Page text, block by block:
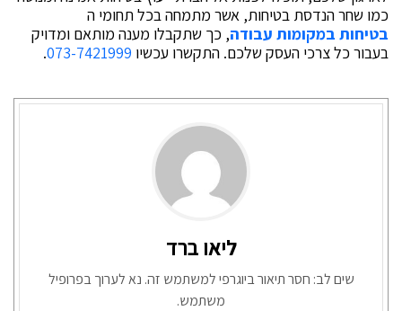
כמו שחר הנדסת בטיחות, אשר מתמחה בכל תחומי ה
בטיחות במקומות עבודה, כך שתקבלו מענה מותאם ומדויק
בעבור כל צרכי העסק שלכם. התקשרו עכשיו 073-7421999
.
ליאו ברד
שים לב: חסר תיאור ביוגרפי למשתמש זה. נא לערוך בפרופיל
משתמש.